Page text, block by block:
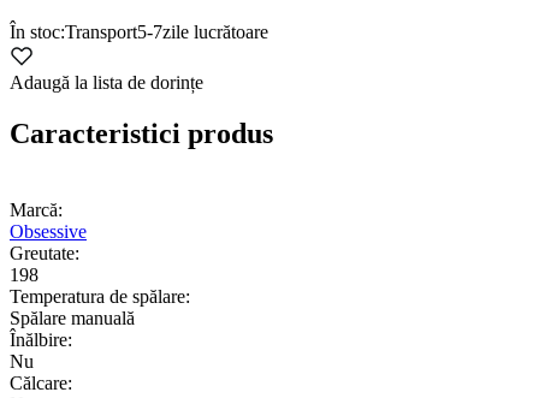
În stoc:Transport5-7zile lucrătoare
Adaugă la lista de dorințe
Caracteristici produs
Marcă:
Obsessive
Greutate:
198
Temperatura de spălare:
Spălare manuală
Înălbire:
Nu
Călcare: